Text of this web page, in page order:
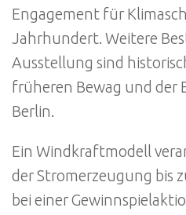
Engagement für
Jahrhundert. Weitere
Ausstellung sind
früheren Bewag und der
Berlin.
Ein Windkraftmodell
der Stromerzeugung bis
bei einer